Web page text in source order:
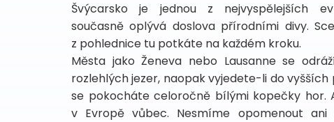
Švýcarsko je jednou z nejvyspělejších
současně oplývá doslova přírodními divy.
z pohlednice tu potkáte na každém kroku.
Města jako Ženeva nebo Lausanne se
rozlehlých jezer, naopak vyjedete-li do vyšších
se pokocháte celoročně bílými kopečky hor.
v Evropě vůbec. Nesmíme opomenout ani